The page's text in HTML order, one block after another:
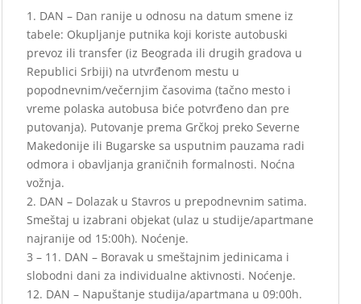
1. DAN – Dan ranije u odnosu na datum smene iz
tabele: Okupljanje putnika koji koriste autobuski
prevoz ili transfer (iz Beograda ili drugih gradova u
Republici Srbiji) na utvrđenom mestu u
popodnevnim/večernjim časovima (tačno mesto i
vreme polaska autobusa biće potvrđeno dan pre
putovanja). Putovanje prema Grčkoj preko Severne
Makedonije ili Bugarske sa usputnim pauzama radi
odmora i obavljanja graničnih formalnosti. Noćna
vožnja.
2. DAN – Dolazak u Stavros u prepodnevnim satima.
Smeštaj u izabrani objekat (ulaz u studije/apartmane
najranije od 15:00h). Noćenje.
3 – 11. DAN – Boravak u smeštajnim jedinicama i
slobodni dani za individualne aktivnosti. Noćenje.
12. DAN – Napuštanje studija/apartmana u 09:00h.